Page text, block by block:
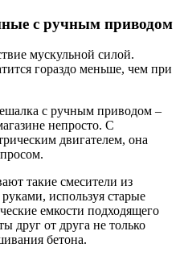
с ручным приводом
мускульной силой.
гораздо меньше, чем при
с ручным приводом –
непросто. С
двигателем, она
такие смесители из
используя старые
емкости подходящего
друг от друга не только
бетона.